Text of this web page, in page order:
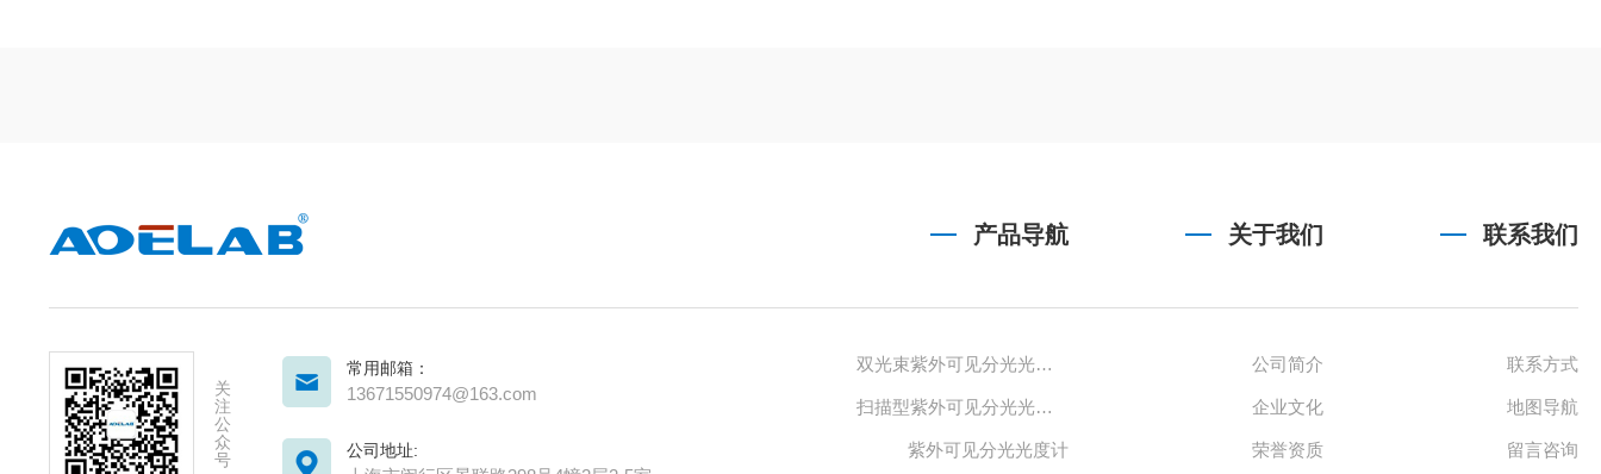
产品导航 关于我们 联系我们
关
注
公
众
号
常用邮箱：
13671550974@163.com
公司地址:
双光束紫外可见分光光度计
扫描型紫外可见分光光度计
紫外可见分光光度计
公司简介
企业文化
荣誉资质
联系方式
地图导航
留言咨询